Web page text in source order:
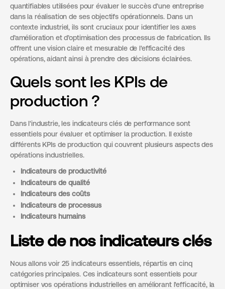
quantifiables utilisées pour évaluer le succès d'une entreprise
dans la réalisation de ses objectifs opérationnels. Dans un
contexte industriel, ils sont cruciaux pour identifier les axes
d’amélioration et d’optimisation des processus de fabrication. Ils
offrent une vision claire et mesurable de l'efficacité des
opérations, aidant ainsi à prendre des décisions éclairées.
Quels sont les KPIs de
production ?
Dans l'industrie, les indicateurs clés de performance sont
essentiels pour évaluer et optimiser la production. Il existe
différents KPIs de production qui couvrent plusieurs aspects des
opérations industrielles.
Indicateurs de productivité
Indicateurs de qualité
Indicateurs des coûts
Indicateurs de processus
Indicateurs humains
Liste de nos indicateurs clés
Nous allons voir 25 indicateurs essentiels, répartis en cinq
catégories principales. Ces indicateurs sont essentiels pour
optimiser vos opérations industrielles en améliorant l'efficacité, la